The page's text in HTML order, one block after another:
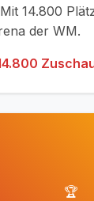
14.800
der WM.
🏆